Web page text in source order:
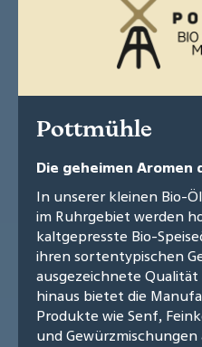
Pottmühle
Die geheimen
In unserer kleinen Bio-
im Ruhrgebiet werden
kaltgepresste Bio-
ihren sortentypischen
ausgezeichnete
hinaus bietet die
Produkte wie Senf,
und Gewürzmischungen